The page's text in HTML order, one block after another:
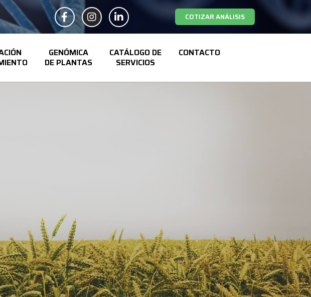
COTIZAR ANÁLISIS
GENÓMICA
DE PLANTAS
CATÁLOGO DE
SERVICIOS
CONTACTO